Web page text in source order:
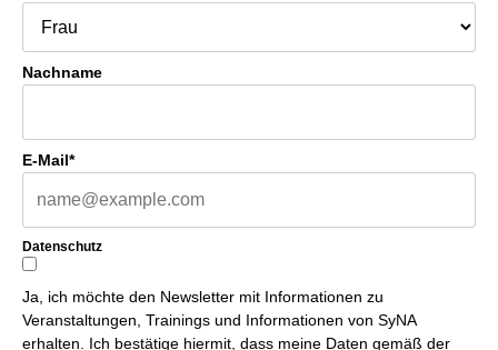
Nachname
E-Mail*
Datenschutz
Ja, ich möchte den Newsletter mit Informationen zu
Veranstaltungen, Trainings und Informationen von SyNA
erhalten. Ich bestätige hiermit, dass meine Daten gemäß der